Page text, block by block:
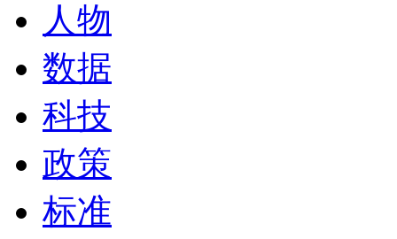
人物
数据
科技
政策
标准